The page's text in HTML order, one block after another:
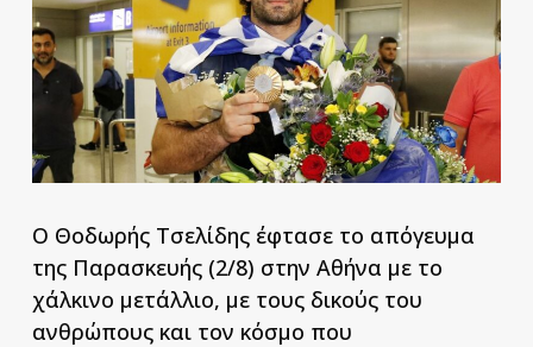
Ο Θοδωρής Τσελίδης έφτασε το απόγευμα
της Παρασκευής (2/8) στην Αθήνα με το
χάλκινο μετάλλιο, με τους δικούς του
ανθρώπους και τον κόσμο που